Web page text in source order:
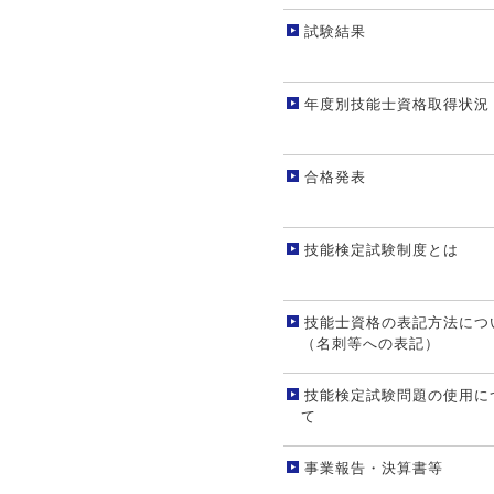
試験結果
年度別技能士資格取得状況
合格発表
技能検定試験制度とは
技能士資格の表記方法につ
（名刺等への表記）
技能検定試験問題の使用に
て
事業報告・決算書等